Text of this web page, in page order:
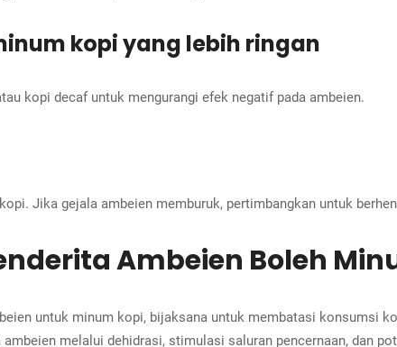
kopi yang lebih ringan
kopi decaf untuk mengurangi efek negatif pada ambeien.
Jika gejala ambeien memburuk, pertimbangkan untuk
Ambeien Boleh
untuk minum kopi, bijaksana untuk membatasi konsumsi
melalui dehidrasi, stimulasi saluran pencernaan, dan